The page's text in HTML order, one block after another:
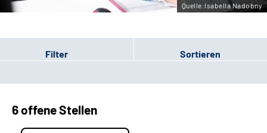
Quelle:Isabella Nadobny
Filter Sortieren
6 offene Stellen